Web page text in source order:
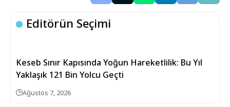
Editörün Seçimi
Keseb Sınır Kapısında Yoğun Hareketlilik: Bu Yıl
Yaklaşık 121 Bin Yolcu Geçti
Ağustos 7, 2026